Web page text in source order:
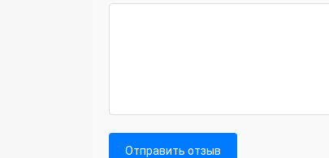
Отправить отзыв